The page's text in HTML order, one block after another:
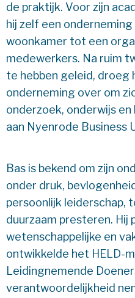
de praktijk. Voor zijn
hij zelf een
woonkamer tot een
medewerkers. Na ruim
te hebben geleid, droeg
onderneming over om
onderzoek, onderwijs
aan Nyenrode Business
Bas is bekend om zijn
onder druk,
persoonlijk leiderschap,
duurzaam presteren. Hij
wetenschappelijke en
ontwikkelde het HELD-
Leidingnemende
verantwoordelijkheid